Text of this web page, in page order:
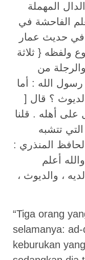
المهملة
الفاحشة في
في حديث عمار
ولفظه { ثلاثة
من
رسول الله : أما
؟ قال [
على أهله . قلنا
تتشبه
المنذري :
، والديوث ،
“Tiga orang
selamanya:
keburukan